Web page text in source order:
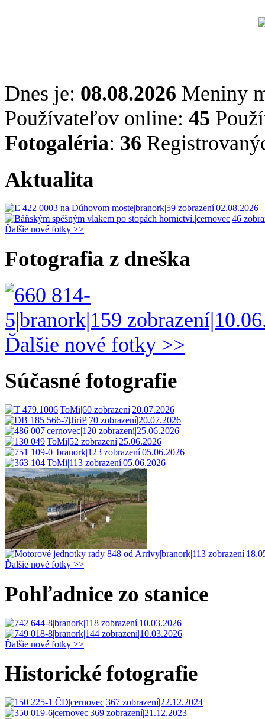
Dnes je: 08.08.2026 Meniny
Používateľov online: 45
Fotogaléria: 36
Aktualita
Ďalšie nové fotky >>
Fotografia z dneška
Ďalšie nové fotky >>
Súčasné fotografie
Ďalšie nové fotky >>
Pohľadnice zo stanice
Ďalšie nové fotky >>
Historické fotografie